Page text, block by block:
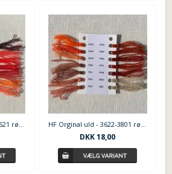
DKK18,00